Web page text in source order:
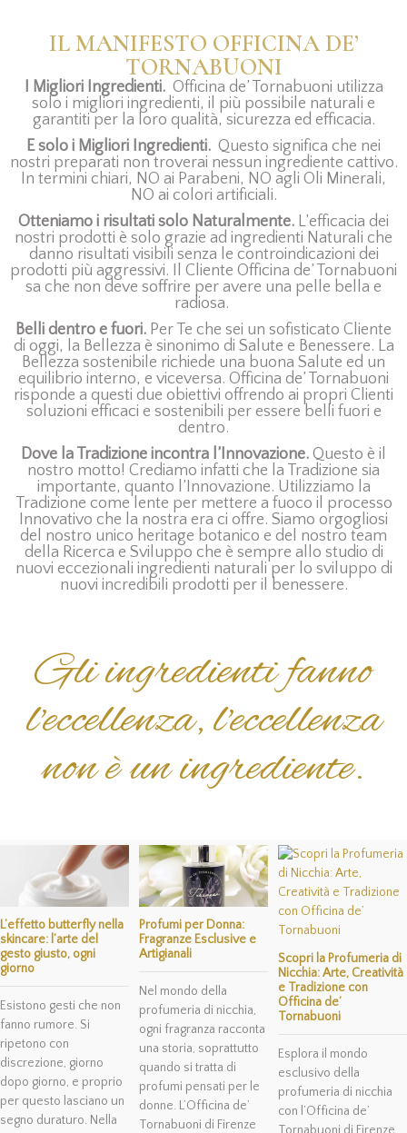
IL MANIFESTO OFFICINA DE’
TORNABUONI
I Migliori Ingredienti. Officina de’ Tornabuoni utilizza
solo i migliori ingredienti, il più possibile naturali e
garantiti per la loro qualità, sicurezza ed efficacia.
E solo i Migliori Ingredienti. Questo significa che nei
nostri preparati non troverai nessun ingrediente cattivo.
In termini chiari, NO ai Parabeni, NO agli Oli Minerali,
NO ai colori artificiali.
Otteniamo i risultati solo Naturalmente. L’efficacia dei
nostri prodotti è solo grazie ad ingredienti Naturali che
danno risultati visibili senza le controindicazioni dei
prodotti più aggressivi. Il Cliente Officina de’ Tornabuoni
sa che non deve soffrire per avere una pelle bella e
radiosa.
Belli dentro e fuori. Per Te che sei un sofisticato Cliente
di oggi, la Bellezza è sinonimo di Salute e Benessere. La
Bellezza sostenibile richiede una buona Salute ed un
equilibrio interno, e viceversa. Officina de’ Tornabuoni
risponde a questi due obiettivi offrendo ai propri Clienti
soluzioni efficaci e sostenibili per essere belli fuori e
dentro.
Dove la Tradizione incontra l’Innovazione. Questo è il
nostro motto! Crediamo infatti che la Tradizione sia
importante, quanto l’Innovazione. Utilizziamo la
Tradizione come lente per mettere a fuoco il processo
Innovativo che la nostra era ci offre. Siamo orgogliosi
del nostro unico heritage botanico e del nostro team
della Ricerca e Sviluppo che è sempre allo studio di
nuovi eccezionali ingredienti naturali per lo sviluppo di
nuovi incredibili prodotti per il benessere.
Gli ingredienti fanno
l'eccellenza, l'eccellenza
non è un ingrediente.
L’effetto butterfly nella
skincare: l’arte del
gesto giusto, ogni
giorno
Esistono gesti che non
fanno rumore. Si
ripetono con
discrezione, giorno
dopo giorno, e proprio
per questo lasciano un
segno duraturo. Nella
Profumi per Donna:
Fragranze Esclusive e
Artigianali
Nel mondo della
profumeria di nicchia,
ogni fragranza racconta
una storia, soprattutto
quando si tratta di
profumi pensati per le
donne. L’Officina de’
Tornabuoni di Firenze
Scopri la Profumeria di
Nicchia: Arte, Creatività
e Tradizione con
Officina de’
Tornabuoni
Esplora il mondo
esclusivo della
profumeria di nicchia
con l’Officina de’